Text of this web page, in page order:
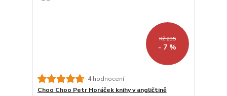
Kč 235
- 7 %
4 hodnocení
Choo Choo Petr Horáček knihy v angličtině